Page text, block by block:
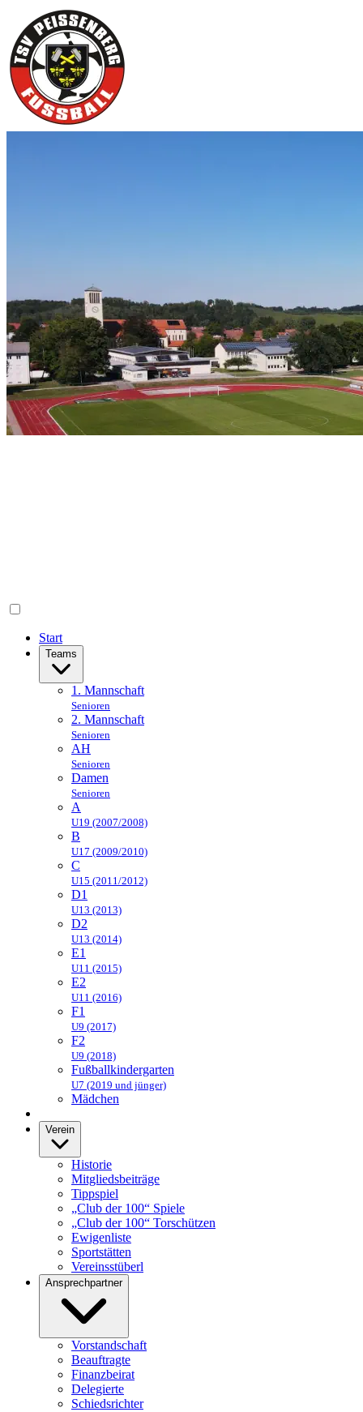
Start
Teams
1. Mannschaft
Senioren
2. Mannschaft
Senioren
AH
Senioren
Damen
Senioren
A
U19 (2007/2008)
B
U17 (2009/2010)
C
U15 (2011/2012)
D1
U13 (2013)
D2
U13 (2014)
E1
U11 (2015)
E2
U11 (2016)
F1
U9 (2017)
F2
U9 (2018)
Fußballkindergarten
U7 (2019 und jünger)
Mädchen
Verein
Historie
Mitgliedsbeiträge
Tippspiel
„Club der 100“ Spiele
„Club der 100“ Torschützen
Ewigenliste
Sportstätten
Vereinsstüberl
Ansprechpartner
Vorstandschaft
Beauftragte
Finanzbeirat
Delegierte
Schiedsrichter